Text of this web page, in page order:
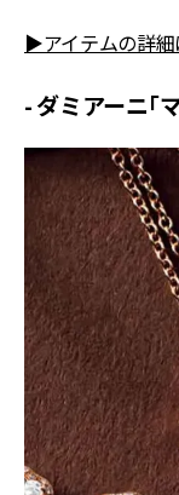
▶アイテムの詳細
- ダミアーニ「